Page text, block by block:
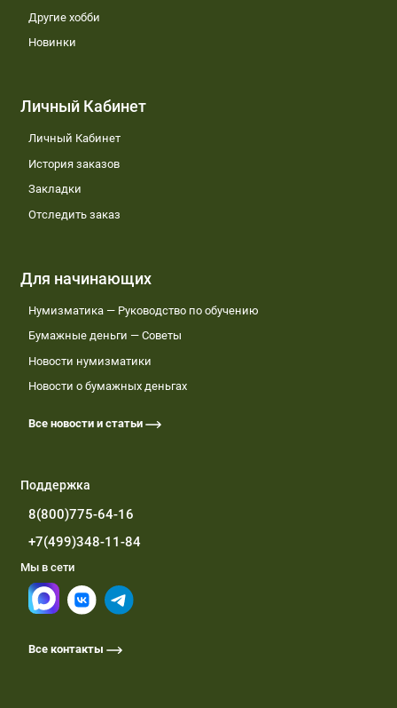
Другие хобби
Новинки
Личный Кабинет
Личный Кабинет
История заказов
Закладки
Отследить заказ
Для начинающих
Нумизматика — Руководство по обучению
Бумажные деньги — Советы
Новости нумизматики
Новости о бумажных деньгах
Все новости и статьи
Поддержка
8(800)775-64-16
+7(499)348-11-84
Мы в сети
Все контакты